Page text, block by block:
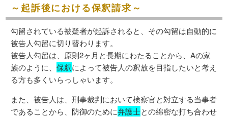
～起訴後における保釈請求～
勾留されている被疑者が起訴されると、その勾留は自動的に
被告人勾留に切り替わります。
被告人勾留は、原則2ヶ月と長期にわたることから、Aの家
族のように、保釈によって被告人の釈放を目指したいと考え
る方も多くいらっしゃいます。
また、被告人は、刑事裁判において検察官と対立する当事者
であることから、防御のために弁護士との綿密な打ち合わせ